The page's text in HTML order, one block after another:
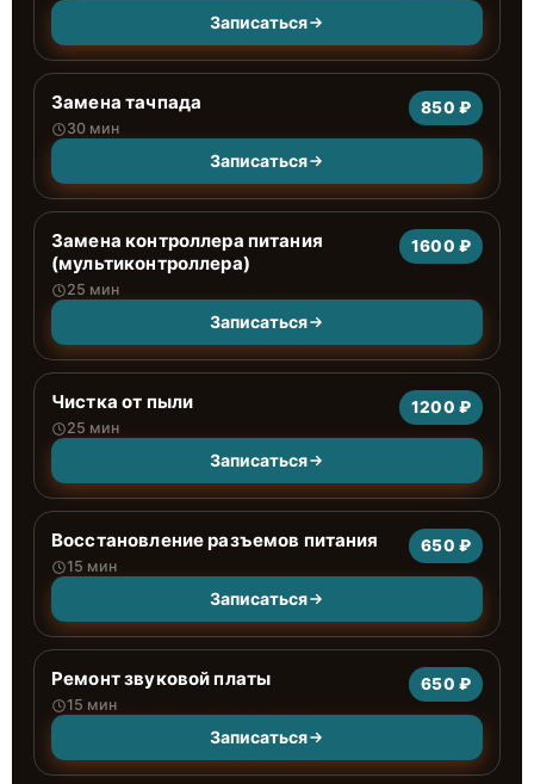
Записаться
Замена тачпада
30 мин
850 ₽
Записаться
Замена контроллера питания
(мультиконтроллера)
25 мин
1600 ₽
Записаться
Чистка от пыли
25 мин
1200 ₽
Записаться
Восстановление разъемов питания
15 мин
650 ₽
Записаться
Ремонт звуковой платы
15 мин
650 ₽
Записаться